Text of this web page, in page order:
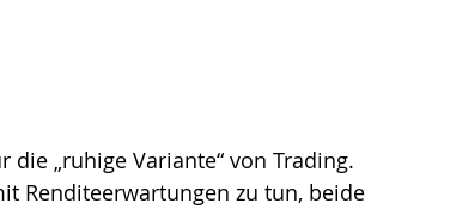
„ruhige Variante“ von Trading.
Renditeerwartungen zu tun, beide